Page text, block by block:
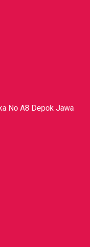
No A8 Depok Jawa